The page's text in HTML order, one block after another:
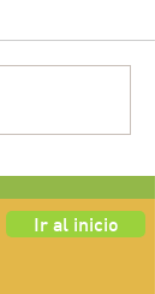
Ir al inicio